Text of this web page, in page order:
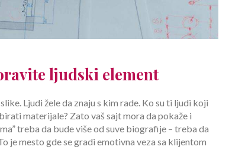
ljudski element
Ljudi žele da znaju s kim rade. Ko su ti ljudi koji
materijale? Zato vaš sajt mora da pokaže i
treba da bude više od suve biografije – treba da
To je mesto gde se gradi emotivna veza sa klijentom